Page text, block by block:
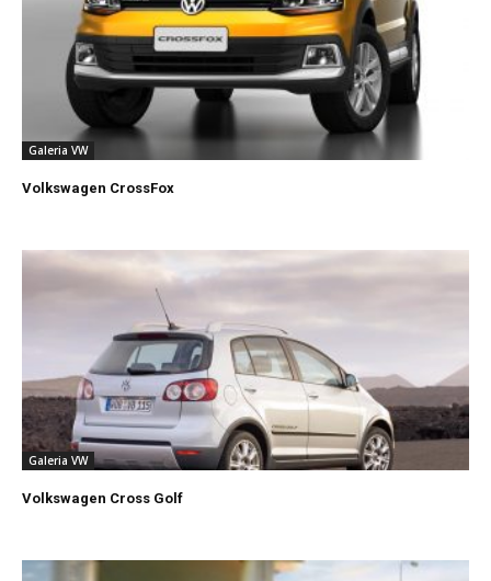
Galeria VW
Volkswagen CrossFox
Galeria VW
Volkswagen Cross Golf